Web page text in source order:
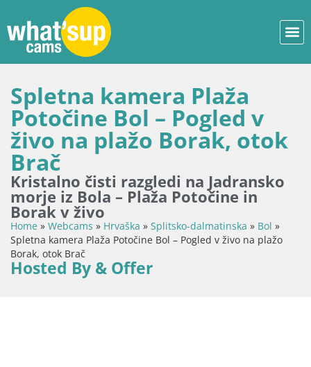
Spletna kamera Plaža
Potočine Bol – Pogled v
živo na plažo Borak, otok
Brač
Kristalno čisti razgledi na Jadransko
morje iz Bola – Plaža Potočine in
Borak v živo
Home » Webcams » Hrvaška » Splitsko-dalmatinska » Bol »
Spletna kamera Plaža Potočine Bol – Pogled v živo na plažo
Borak, otok Brač
Hosted By & Offer